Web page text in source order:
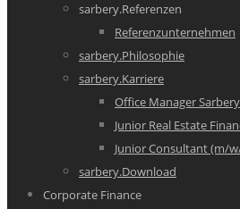
sarbery.Referenzen
Referenzunternehmen
sarbery.Philosophie
sarbery.Karriere
Office Manager
Junior Real Estate
Junior Consultant (m/
sarbery.Download
Corporate Finance